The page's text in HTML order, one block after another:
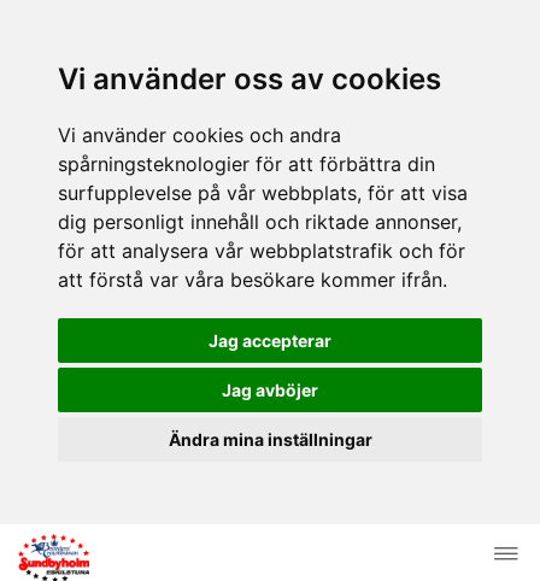
Vi använder oss av cookies
Vi använder cookies och andra
spårningsteknologier för att förbättra din
surfupplevelse på vår webbplats, för att visa
dig personligt innehåll och riktade annonser,
för att analysera vår webbplatstrafik och för
att förstå var våra besökare kommer ifrån.
Jag accepterar
Jag avböjer
Ändra mina inställningar